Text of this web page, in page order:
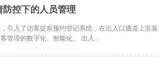
控下的人员管理
引入了访客提前预约登记系统，在出入口通道上安
管理的数字化、智能化。 出入...